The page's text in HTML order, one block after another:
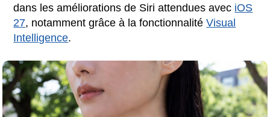
dans les améliorations de Siri attendues avec iOS
27, notamment grâce à la fonctionnalitéVisual
Intelligence.